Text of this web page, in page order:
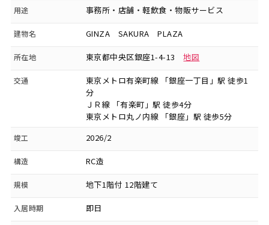
用途 事務所・店舗・軽飲食・物販サービス
建物名 GINZA SAKURA PLAZA
所在地 東京都中央区銀座1-4-13地図
交通
東京メトロ有楽町線 「銀座一丁目」駅 徒歩1
分
ＪＲ線 「有楽町」駅 徒歩4分
東京メトロ丸ノ内線 「銀座」駅 徒歩5分
竣工 2026/2
構造 RC造
規模 地下1階付 12階建て
入居時期 即日